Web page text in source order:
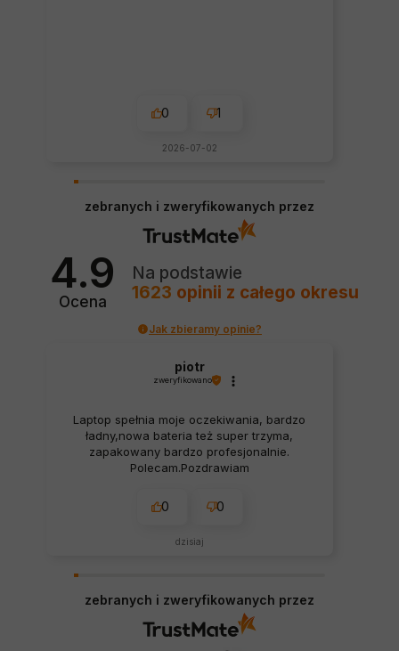
0 1
2026-07-02
zebranych i zweryfikowanych przez
4.9
Ocena
Na podstawie
1623 opinii z całego okresu
Jak zbieramy opinie?
piotr
zweryfikowano
Laptop spełnia moje oczekiwania, bardzo
ładny,nowa bateria też super trzyma,
zapakowany bardzo profesjonalnie.
Polecam.Pozdrawiam
0 0
dzisiaj
zebranych i zweryfikowanych przez